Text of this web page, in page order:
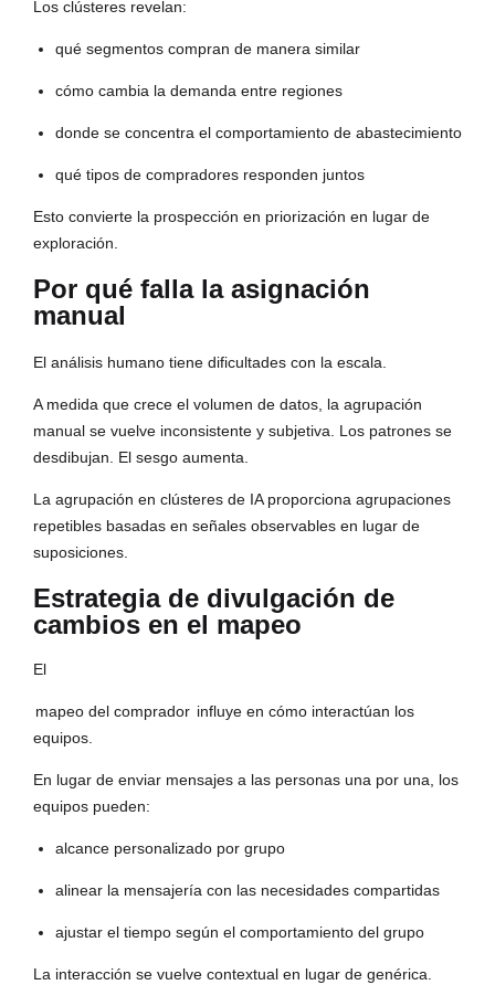
Los clústeres revelan:
qué segmentos compran de manera similar
cómo cambia la demanda entre regiones
donde se concentra el comportamiento de abastecimiento
qué tipos de compradores responden juntos
Esto convierte la prospección en priorización en lugar de
exploración.
Por qué falla la asignación
manual
El análisis humano tiene dificultades con la escala.
A medida que crece el volumen de datos, la agrupación
manual se vuelve inconsistente y subjetiva. Los patrones se
desdibujan. El sesgo aumenta.
La agrupación en clústeres de IA proporciona agrupaciones
repetibles basadas en señales observables en lugar de
suposiciones.
Estrategia de divulgación de
cambios en el mapeo
El
mapeo del comprador influye en cómo interactúan los
equipos.
En lugar de enviar mensajes a las personas una por una, los
equipos pueden:
alcance personalizado por grupo
alinear la mensajería con las necesidades compartidas
ajustar el tiempo según el comportamiento del grupo
La interacción se vuelve contextual en lugar de genérica.